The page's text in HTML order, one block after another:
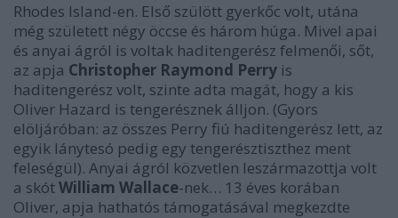
Rhodes Island-en. Első szülött gyerkőc volt, utána
még született négy öccse és három húga. Mivel apai
és anyai ágról is voltak haditengerész felmenői, sőt,
az apja Christopher Raymond Perry is
haditengerész volt, szinte adta magát, hogy a kis
Oliver Hazard is tengerésznek álljon. (Gyors
elöljáróban: az összes Perry fiú haditengerész lett, az
egyik lánytesó pedig egy tengerésztiszthez ment
feleségül). Anyai ágról közvetlen leszármazottja volt
a skótWilliam Wallace-nek… 13 éves korában
Oliver, apja hathatós támogatásával megkezdte